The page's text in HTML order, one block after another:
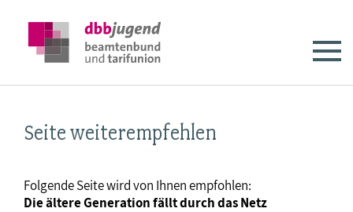
Seite weiterempfehlen
Folgende Seite wird von Ihnen empfohlen:
Die ältere Generation fällt durch das Netz